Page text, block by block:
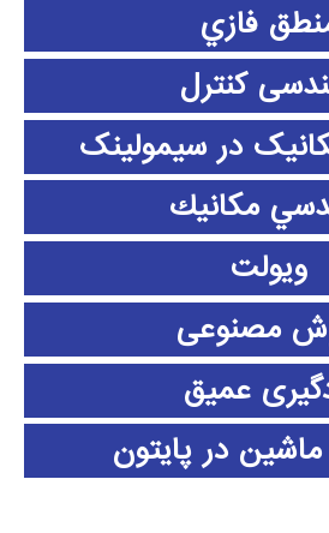
فازي
کنترل
در سیمولینک
مكانيك
ویولت
مصنوعی
عمیق
ماشین در پایتون